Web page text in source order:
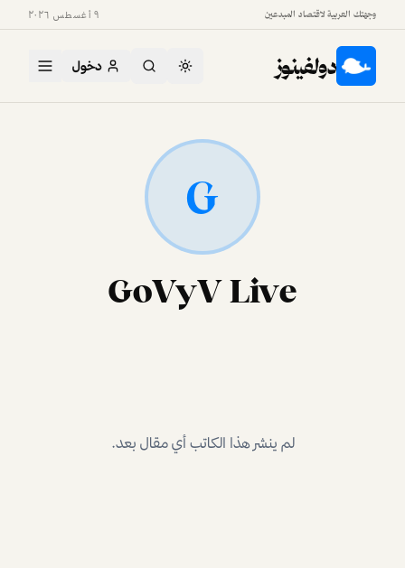
وجهتك العربية لاقتصاد المبدعين ٩ أغسطس ٢٠٢٦
دولفينوز دخول
G
GoVyV Live
لم ينشر هذا الكاتب أي مقال بعد.